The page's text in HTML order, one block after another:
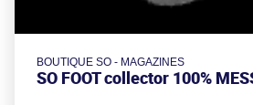
BOUTIQUE SO - MAGAZINES
SO FOOT collector 100%